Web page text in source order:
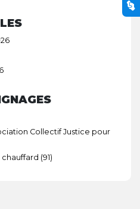
Collectif Justice pour
(91)